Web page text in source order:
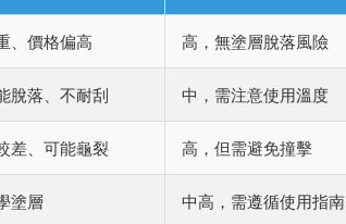
、價格偏高 高，無塗層脫落風險
脫落、不耐刮 中，需注意使用溫度
差、可能龜裂 高，但需避免撞擊
塗層 中高，需遵循使用指南